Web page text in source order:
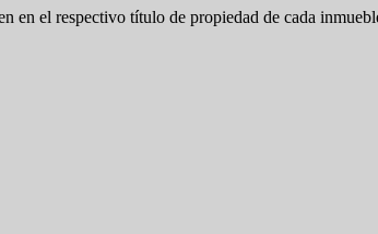
en el respectivo título de propiedad de cada